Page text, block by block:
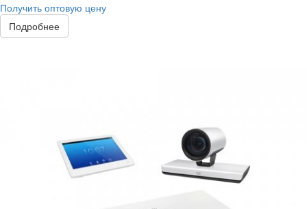
Получить оптовую цену
Подробнее